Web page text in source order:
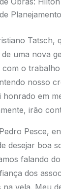
uma nova
o
nosso
honrado em
irão
Pesce,
desejar boa
falando
dos
vela. Meu